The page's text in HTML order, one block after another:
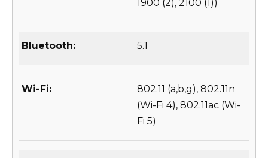
1900 (2), 2100 (1))
Bluetooth: 5.1
Wi-Fi:
802.11 (a,b,g), 802.11n
(Wi-Fi 4), 802.11ac (Wi-
Fi 5)